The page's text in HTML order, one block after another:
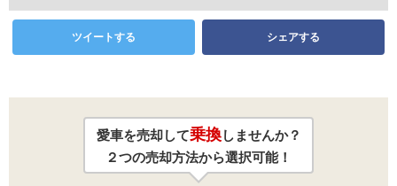
ツイートする シェアする
愛車を売却して乗換しませんか？
２つの売却方法から選択可能！